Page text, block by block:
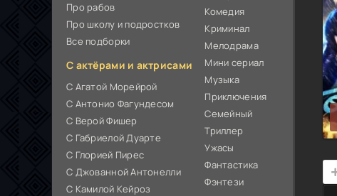
Про рабов
Про школу и подростков
Все подборки
С актёрами и актрисами
С Агатой Морейрой
С Антонио Фагундесом
С Верой Фишер
С Габриелой Дуарте
С Глорией Пирес
С Джованной Антонелли
С Камилой Кейроз
Комедия
Криминал
Мелодрама
Мини сериал
Музыка
Приключения
Семейный
Триллер
Ужасы
Фантастика
Фэнтези